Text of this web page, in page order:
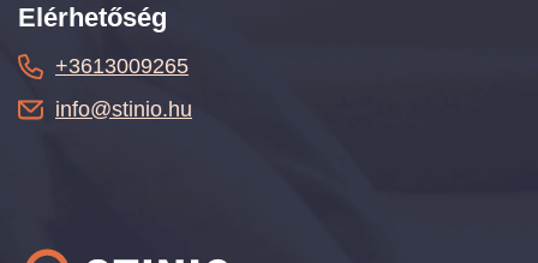
Elérhetőség
+3613009265
info@stinio.hu